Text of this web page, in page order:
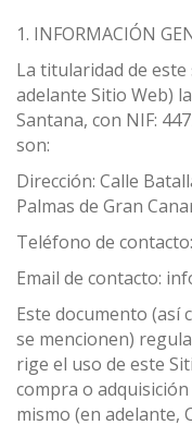
1. INFORMACIÓN
La titularidad de
adelante Sitio Web)
Santana, con NIF:
son:
Dirección: Calle
Palmas de Gran
Teléfono de
Email de contacto:
Este documento (así
se mencionen)
rige el uso de este
compra o
mismo (en adelante,